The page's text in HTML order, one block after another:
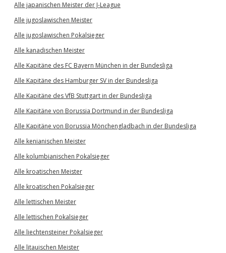
Alle japanischen Meister der J-League
Alle jugoslawischen Meister
Alle jugoslawischen Pokalsieger
Alle kanadischen Meister
Alle Kapitäne des FC Bayern München in der Bundesliga
Alle Kapitäne des Hamburger SV in der Bundesliga
Alle Kapitäne des VfB Stuttgart in der Bundesliga
Alle Kapitäne von Borussia Dortmund in der Bundesliga
Alle Kapitäne von Borussia Mönchengladbach in der Bundesliga
Alle kenianischen Meister
Alle kolumbianischen Pokalsieger
Alle kroatischen Meister
Alle kroatischen Pokalsieger
Alle lettischen Meister
Alle lettischen Pokalsieger
Alle liechtensteiner Pokalsieger
Alle litauischen Meister